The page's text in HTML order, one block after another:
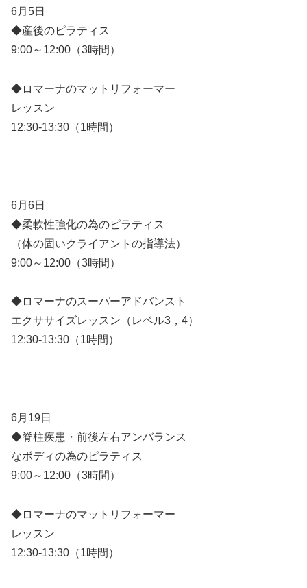
6月5日
◆産後のピラティス
9:00～12:00（3時間）
◆ロマーナのマットリフォーマー
レッスン
12:30-13:30（1時間）
6月6日
◆柔軟性強化の為のピラティス
（体の固いクライアントの指導法）
9:00～12:00（3時間）
◆ロマーナのスーパーアドバンスト
エクササイズレッスン（レベル3，4）
12:30-13:30（1時間）
6月19日
◆脊柱疾患・前後左右アンバランス
なボディの為のピラティス
9:00～12:00（3時間）
◆ロマーナのマットリフォーマー
レッスン
12:30-13:30（1時間）